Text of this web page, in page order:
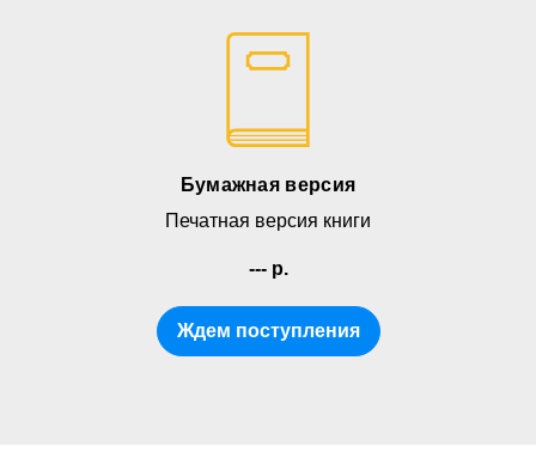
Бумажная версия
Печатная версия книги
--- р.
Ждем поступления